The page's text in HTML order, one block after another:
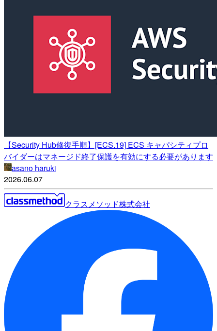
【Security Hub修復手順】[ECS.19] ECS キャパシティプロ
バイダーはマネージド終了保護を有効にする必要があります
asano haruki
2026.06.07
クラスメソッド株式会社